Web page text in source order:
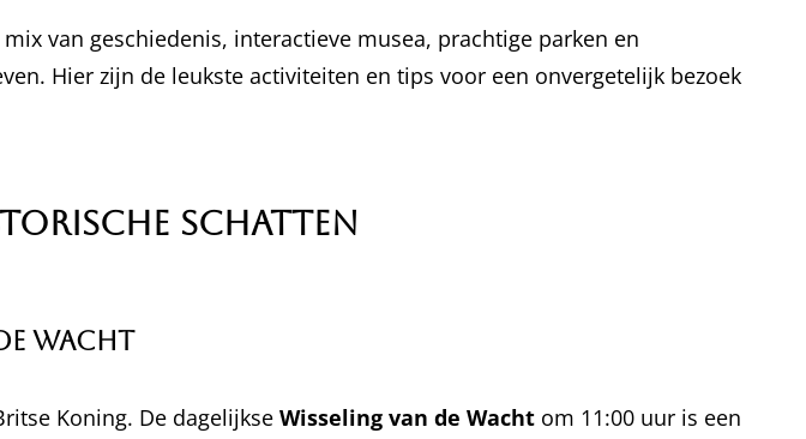
van geschiedenis, interactieve musea, prachtige parken en
Hier zijn de leukste activiteiten en tips voor een onvergetelijk bezoek
Schatten
Wacht
Koning. De dagelijkse Wisseling van de Wacht om 11:00 uur is een